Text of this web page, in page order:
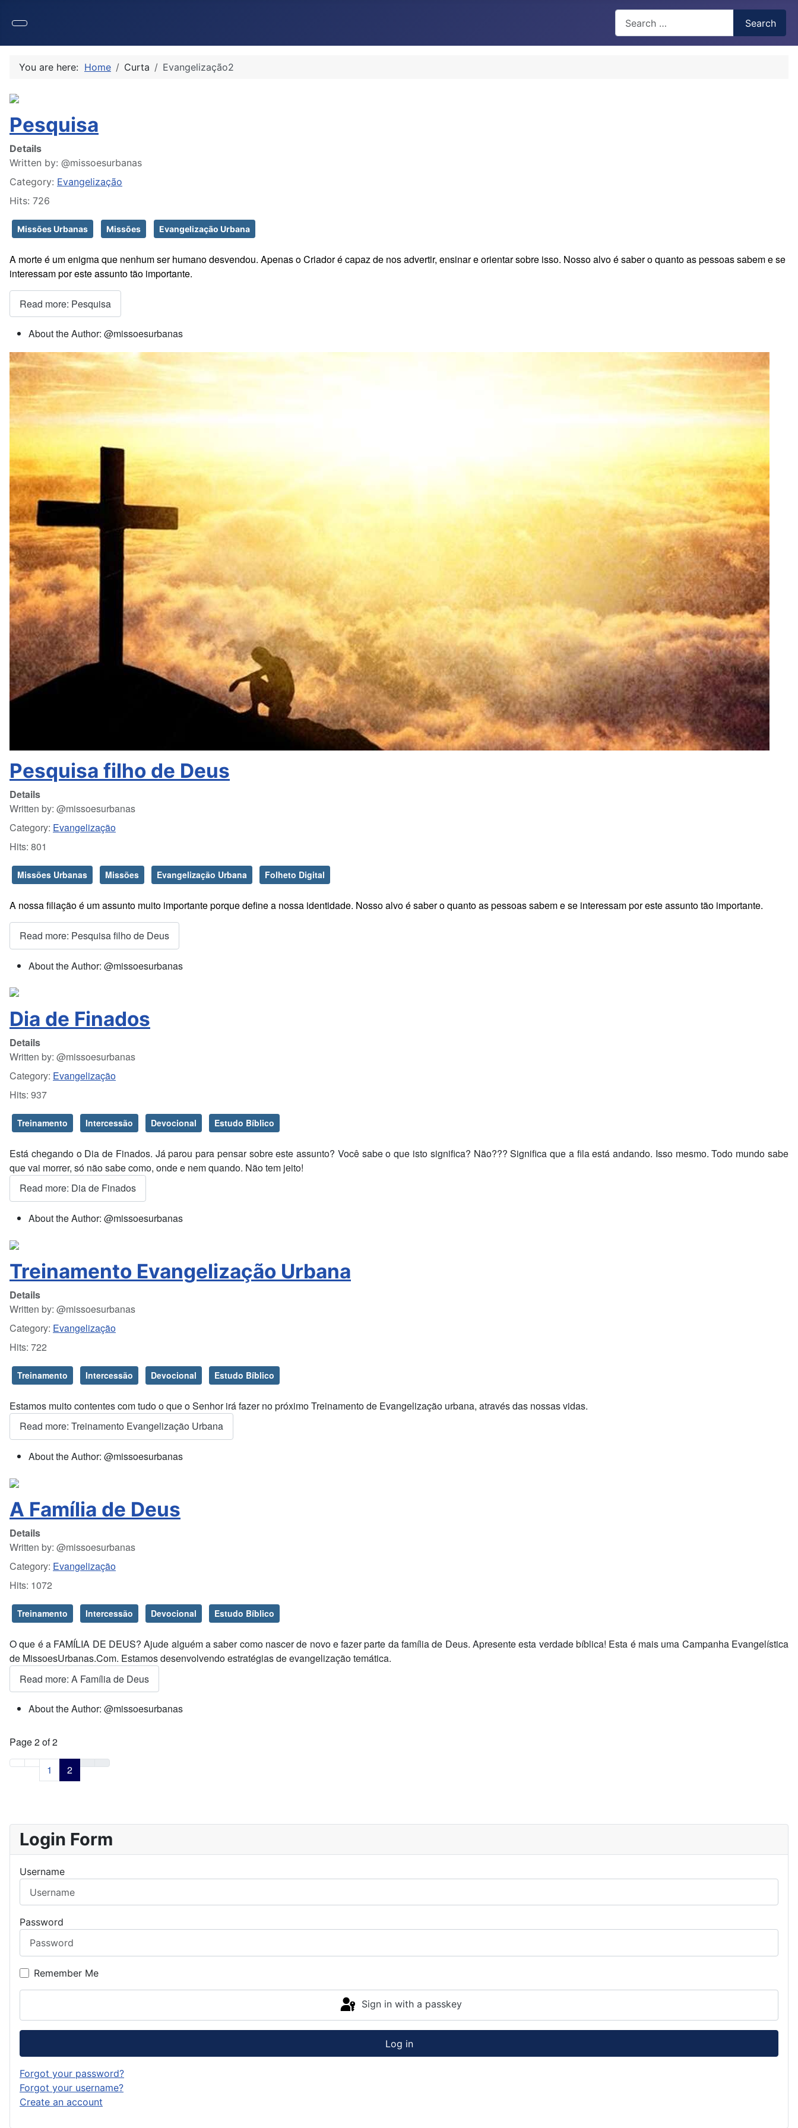
Type 2 or more characters for results.
Search
You are here: Home Curta Evangelização2
Pesquisa
Details
Written by: @missoesurbanas
Category: Evangelização
Hits: 726
Missões Urbanas Missões Evangelização Urbana
A morte é um enigma que nenhum ser humano desvendou. Apenas o Criador é capaz de nos advertir, ensinar e orientar sobre isso. Nosso alvo é saber o quanto as pessoas sabem e se
interessam por este assunto tão importante.
Read more: Pesquisa
About the Author: @missoesurbanas
Pesquisa filho de Deus
Details
Written by: @missoesurbanas
Category: Evangelização
Hits: 801
Missões Urbanas Missões Evangelização Urbana Folheto Digital
A nossa filiação é um assunto muito importante porque define a nossa identidade. Nosso alvo é saber o quanto as pessoas sabem e se interessam por este assunto tão importante.
Read more: Pesquisa filho de Deus
About the Author: @missoesurbanas
Dia de Finados
Details
Written by: @missoesurbanas
Category: Evangelização
Hits: 937
Treinamento Intercessão Devocional Estudo Bíblico
Está chegando o Dia de Finados. Já parou para pensar sobre este assunto? Você sabe o que isto significa? Não??? Significa que a fila está andando. Isso mesmo. Todo mundo sabe
que vai morrer, só não sabe como, onde e nem quando. Não tem jeito!
Read more: Dia de Finados
About the Author: @missoesurbanas
Treinamento Evangelização Urbana
Details
Written by: @missoesurbanas
Category: Evangelização
Hits: 722
Treinamento Intercessão Devocional Estudo Bíblico
Estamos muito contentes com tudo o que o Senhor irá fazer no próximo Treinamento de Evangelização urbana, através das nossas vidas.
Read more: Treinamento Evangelização Urbana
About the Author: @missoesurbanas
A Família de Deus
Details
Written by: @missoesurbanas
Category: Evangelização
Hits: 1072
Treinamento Intercessão Devocional Estudo Bíblico
O que é a FAMÍLIA DE DEUS? Ajude alguém a saber como nascer de novo e fazer parte da família de Deus. Apresente esta verdade bíblica! Esta é mais uma Campanha Evangelística
de MissoesUrbanas.Com. Estamos desenvolvendo estratégias de evangelização temática.
Read more: A Família de Deus
About the Author: @missoesurbanas
Page 2 of 2
1 2
Login Form
Username
Password
Remember Me
Sign in with a passkey
Log in
Forgot your password?
Forgot your username?
Create an account